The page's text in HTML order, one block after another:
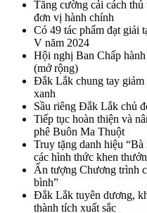
Tăng cường cải cách
đơn vị hành chính
Có 49 tác phẩm đạt
V năm 2024
Hội nghị Ban Chấp
(mở rộng)
Đắk Lắk chung tay giảm
xanh
Sầu riêng Đắk Lắk chủ
Tiếp tục hoàn thiện và
phê Buôn Ma Thuột
Truy tặng danh hiệu
các hình thức khen
Ấn tượng Chương trình
bình”
Đắk Lắk tuyên dương,
thành tích xuất sắc